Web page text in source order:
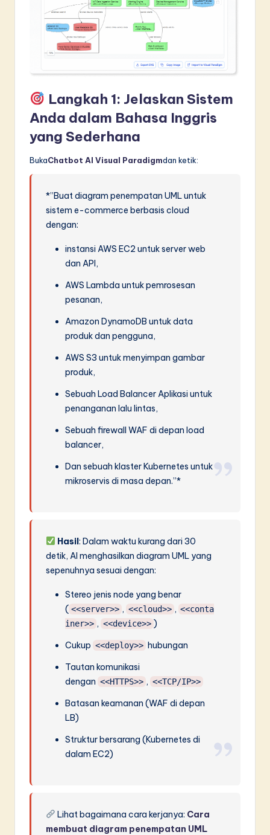
Langkah 1: Jelaskan Sistem
Anda dalam Bahasa Inggris
yang Sederhana
BukaChatbot AI Visual Paradigmdan ketik:
*”Buat diagram penempatan UML untuk
sistem e-commerce berbasis cloud
dengan:
instansi AWS EC2 untuk server web
dan API,
AWS Lambda untuk pemrosesan
pesanan,
Amazon DynamoDB untuk data
produk dan pengguna,
AWS S3 untuk menyimpan gambar
produk,
Sebuah Load Balancer Aplikasi untuk
penanganan lalu lintas,
Sebuah firewall WAF di depan load
balancer,
Dan sebuah klaster Kubernetes untuk
mikroservis di masa depan.”*
Hasil: Dalam waktu kurang dari 30
detik, AI menghasilkan diagram UML yang
sepenuhnya sesuai dengan:
Stereo jenis node yang benar
( <<server>> , <<cloud>> , <<conta
iner>> , <<device>> )
Cukup <<deploy>> hubungan
Tautan komunikasi
dengan <<HTTPS>> , <<TCP/IP>>
Batasan keamanan (WAF di depan
LB)
Struktur bersarang (Kubernetes di
dalam EC2)
Lihat bagaimana cara kerjanya: Cara
membuat diagram penempatan UML